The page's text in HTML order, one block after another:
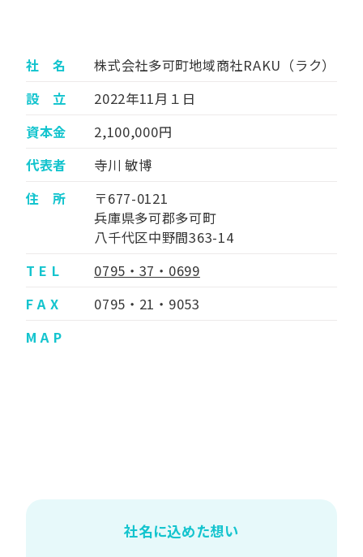
社 名
株式会社多可町地域商社RAKU（ラク）
設 立
2022年11月１日
資本金
2,100,000円
代表者
寺川 敏博
住 所
〒677-0121
兵庫県多可郡多可町
八千代区中野間363-14
T E L
0795・37・0699
F A X
0795・21・9053
M A P
社名に込めた想い